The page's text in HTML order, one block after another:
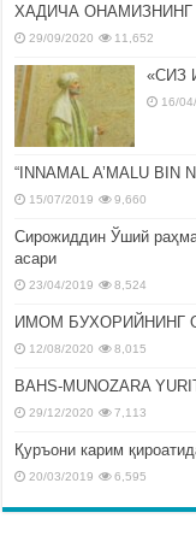
ХАДИЧА
29/09/2020 11,652
«СИЗ
16/
“INNAMAL A’MALU BIN
15/07/2019 9,660
Сирожиддин Ўший
асари
23/04/2019 8,524
ИМОМ БУХОРИЙНИНГ
12/08/2020 8,015
BAHS-MUNOZARA
29/12/2020 7,113
Қуръони карим
20/03/2019 6,595